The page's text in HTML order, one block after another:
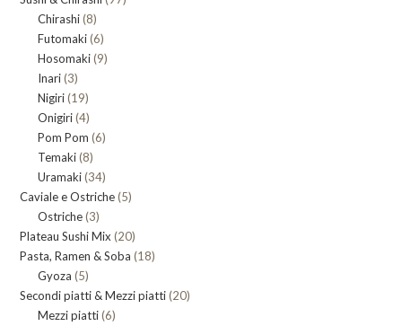
Chirashi 88
prodotti
Futomaki 66
prodotti
Hosomaki 99
Inari 33
prodotti
Nigiri 1919
prodotti
Onigiri 44
prodotti
Pom Pom 66
Temaki 88
prodotti
Uramaki 3434
prodotti
Caviale e Ostriche 55
Ostriche 33
prodotti
Plateau Sushi Mix 2020
prodotti
Pasta, Ramen & Soba 1818
Gyoza 55
prodotti
Secondi piatti & Mezzi piatti 2020
Mezzi piatti 66